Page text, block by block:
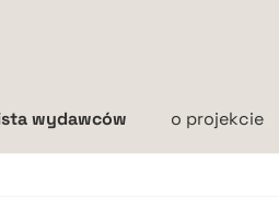
wydawców o projekcie